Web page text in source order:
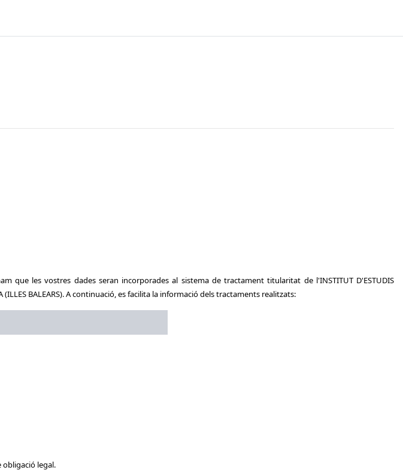
les vostres dades seran incorporades al sistema de tractament titularitat de l'INSTITUT D'ESTUDIS
(ILLES BALEARS). A continuació, es facilita la informació dels tractaments realitzats:
legal.